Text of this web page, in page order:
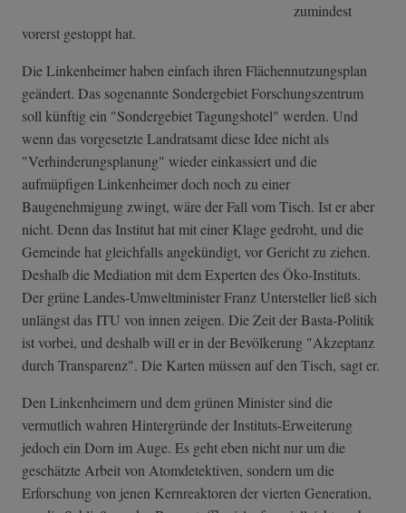
zumindest
vorerst gestoppt hat.
Die Linkenheimer haben einfach ihren Flächennutzungsplan
geändert. Das sogenannte Sondergebiet Forschungszentrum
soll künftig ein "Sondergebiet Tagungshotel" werden. Und
wenn das vorgesetzte Landratsamt diese Idee nicht als
"Verhinderungsplanung" wieder einkassiert und die
aufmüpfigen Linkenheimer doch noch zu einer
Baugenehmigung zwingt, wäre der Fall vom Tisch. Ist er aber
nicht. Denn das Institut hat mit einer Klage gedroht, und die
Gemeinde hat gleichfalls angekündigt, vor Gericht zu ziehen.
Deshalb die Mediation mit dem Experten des Öko-Instituts.
Der grüne Landes-Umweltminister Franz Untersteller ließ sich
unlängst das ITU von innen zeigen. Die Zeit der Basta-Politik
ist vorbei, und deshalb will er in der Bevölkerung "Akzeptanz
durch Transparenz". Die Karten müssen auf den Tisch, sagt er.
Den Linkenheimern und dem grünen Minister sind die
vermutlich wahren Hintergründe der Instituts-Erweiterung
jedoch ein Dorn im Auge. Es geht eben nicht nur um die
geschätzte Arbeit von Atomdetektiven, sondern um die
Erforschung von jenen Kernreaktoren der vierten Generation,